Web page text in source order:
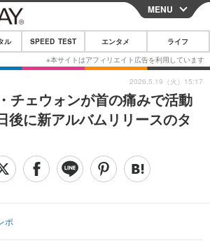
CLOSE
スマートフォン
その他
映画・ドラマ
法
MENU
ル SPEED TEST エンタメ ライフ
チェウォンが首の痛みで活動
後に新アルバムリリースのタ
ポ
2026.5.19（火）15:17